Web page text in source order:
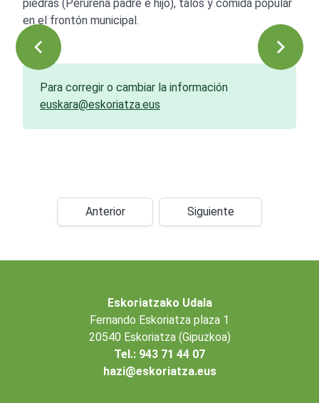
piedras (Perurena padre e hijo), talos y comida popular
en el frontón municipal.
Para corregir o cambiar la información
euskara@eskoriatza.eus
Anterior Siguiente
Eskoriatzako Udala
Fernando Eskoriatza plaza 1
20540 Eskoriatza (Gipuzkoa)
Tel.: 943 71 44 07
hazi@eskoriatza.eus